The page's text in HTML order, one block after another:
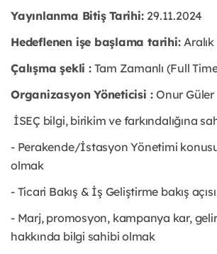
Yayınlanma Bitiş Tarihi: 29.11.2024
Hedeflenen işe başlama tarihi:
Çalışma şekli :Tam Zamanlı (Full
Organizasyon Yöneticisi :Onur Güler
İSEÇ bilgi, birikim ve farkındalığına
- Perakende/İstasyon Yönetimi
olmak
- Ticari Bakış & İş Geliştirme bakış
- Marj, promosyon, kampanya kar,
hakkında bilgi sahibi olmak